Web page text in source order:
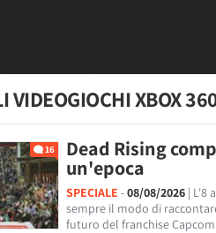
VIDEOGIOCHI XBOX
16 Dead Rising
un'epoca
SPECIALE -08/08/2026 | L'8
sempre il modo di
futuro del franchise